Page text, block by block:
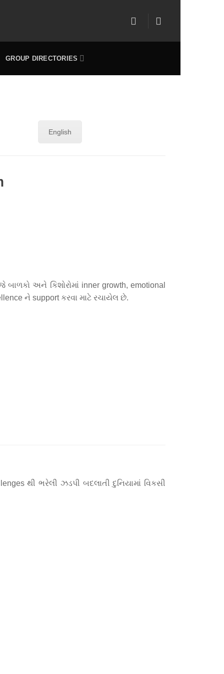
GROUP DIRECTORIES
English
અને કિશોરોમાં inner growth, emotional
ને support કરવા માટે રચાયેલ છે.
થી ભરેલી ઝડપી બદલાતી દુનિયામાં વિકસી